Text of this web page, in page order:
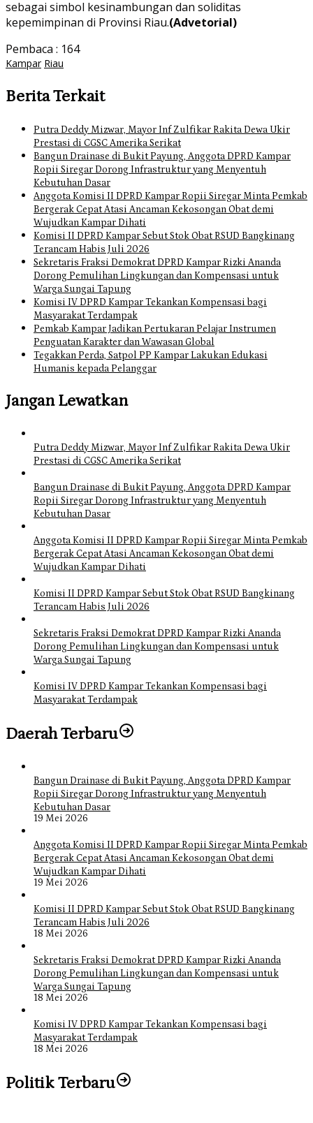
sebagai simbol kesinambungan dan soliditas
kepemimpinan di Provinsi Riau.(Advetorial)
Pembaca : 164
Kampar Riau
Berita Terkait
Putra Deddy Mizwar, Mayor Inf Zulfikar Rakita Dewa Ukir
Prestasi di CGSC Amerika Serikat
Bangun Drainase di Bukit Payung, Anggota DPRD Kampar
Ropii Siregar Dorong Infrastruktur yang Menyentuh
Kebutuhan Dasar
Anggota Komisi II DPRD Kampar Ropii Siregar Minta Pemkab
Bergerak Cepat Atasi Ancaman Kekosongan Obat demi
Wujudkan Kampar Dihati
Komisi II DPRD Kampar Sebut Stok Obat RSUD Bangkinang
Terancam Habis Juli 2026
Sekretaris Fraksi Demokrat DPRD Kampar Rizki Ananda
Dorong Pemulihan Lingkungan dan Kompensasi untuk
Warga Sungai Tapung
Komisi IV DPRD Kampar Tekankan Kompensasi bagi
Masyarakat Terdampak
Pemkab Kampar Jadikan Pertukaran Pelajar Instrumen
Penguatan Karakter dan Wawasan Global
Tegakkan Perda, Satpol PP Kampar Lakukan Edukasi
Humanis kepada Pelanggar
Jangan Lewatkan
Putra Deddy Mizwar, Mayor Inf Zulfikar Rakita Dewa Ukir
Prestasi di CGSC Amerika Serikat
Bangun Drainase di Bukit Payung, Anggota DPRD Kampar
Ropii Siregar Dorong Infrastruktur yang Menyentuh
Kebutuhan Dasar
Anggota Komisi II DPRD Kampar Ropii Siregar Minta Pemkab
Bergerak Cepat Atasi Ancaman Kekosongan Obat demi
Wujudkan Kampar Dihati
Komisi II DPRD Kampar Sebut Stok Obat RSUD Bangkinang
Terancam Habis Juli 2026
Sekretaris Fraksi Demokrat DPRD Kampar Rizki Ananda
Dorong Pemulihan Lingkungan dan Kompensasi untuk
Warga Sungai Tapung
Komisi IV DPRD Kampar Tekankan Kompensasi bagi
Masyarakat Terdampak
Daerah Terbaru
Bangun Drainase di Bukit Payung, Anggota DPRD Kampar
Ropii Siregar Dorong Infrastruktur yang Menyentuh
Kebutuhan Dasar
19 Mei 2026
Anggota Komisi II DPRD Kampar Ropii Siregar Minta Pemkab
Bergerak Cepat Atasi Ancaman Kekosongan Obat demi
Wujudkan Kampar Dihati
19 Mei 2026
Komisi II DPRD Kampar Sebut Stok Obat RSUD Bangkinang
Terancam Habis Juli 2026
18 Mei 2026
Sekretaris Fraksi Demokrat DPRD Kampar Rizki Ananda
Dorong Pemulihan Lingkungan dan Kompensasi untuk
Warga Sungai Tapung
18 Mei 2026
Komisi IV DPRD Kampar Tekankan Kompensasi bagi
Masyarakat Terdampak
18 Mei 2026
Politik Terbaru